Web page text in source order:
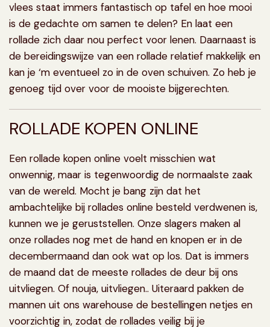
vlees staat immers fantastisch op tafel en hoe mooi
is de gedachte om samen te delen? En laat een
rollade zich daar nou perfect voor lenen. Daarnaast is
de bereidingswijze van een rollade relatief makkelijk en
kan je ‘m eventueel zo in de oven schuiven. Zo heb je
genoeg tijd over voor de mooiste bijgerechten.
ROLLADE KOPEN ONLINE
Een rollade kopen online voelt misschien wat
onwennig, maar is tegenwoordig de normaalste zaak
van de wereld. Mocht je bang zijn dat het
ambachtelijke bij rollades online besteld verdwenen is,
kunnen we je geruststellen. Onze slagers maken al
onze rollades nog met de hand en knopen er in de
decembermaand dan ook wat op los. Dat is immers
de maand dat de meeste rollades de deur bij ons
uitvliegen. Of nouja, uitvliegen.. Uiteraard pakken de
mannen uit ons warehouse de bestellingen netjes en
voorzichtig in, zodat de rollades veilig bij je